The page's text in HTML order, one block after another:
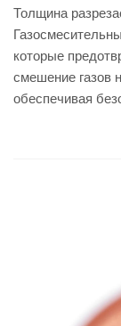
Толщина
которые
смешение газов
обеспечивая